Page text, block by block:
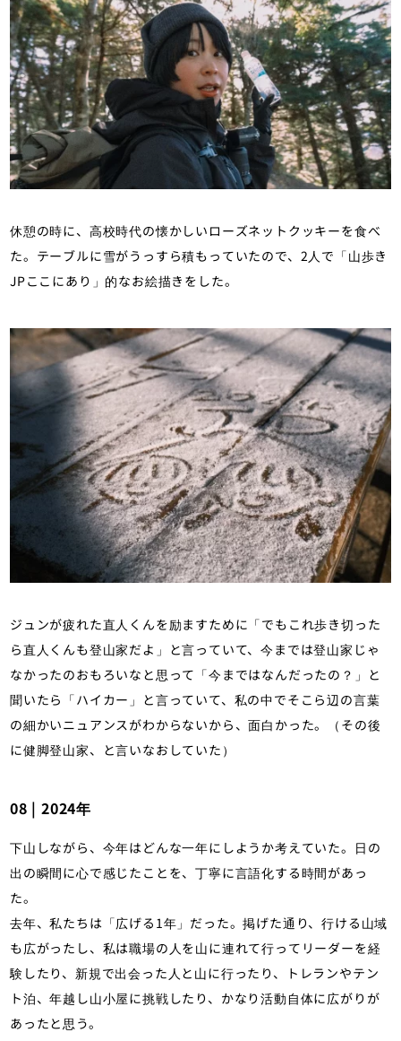
休憩の時に、高校時代の懐かしいローズネットクッキーを食べ
た。テーブルに雪がうっすら積もっていたので、2人で「山歩き
JPここにあり」的なお絵描きをした。
ジュンが疲れた直人くんを励ますために「でもこれ歩き切った
ら直人くんも登山家だよ」と言っていて、今までは登山家じゃ
なかったのおもろいなと思って「今まではなんだったの？」と
聞いたら「ハイカー」と言っていて、私の中でそこら辺の言葉
の細かいニュアンスがわからないから、面白かった。（その後
に健脚登山家、と言いなおしていた）
08 | 2024年
下山しながら、今年はどんな一年にしようか考えていた。日の
出の瞬間に心で感じたことを、丁寧に言語化する時間があっ
た。
去年、私たちは「広げる1年」だった。掲げた通り、行ける山域
も広がったし、私は職場の人を山に連れて行ってリーダーを経
験したり、新規で出会った人と山に行ったり、トレランやテン
ト泊、年越し山小屋に挑戦したり、かなり活動自体に広がりが
あったと思う。